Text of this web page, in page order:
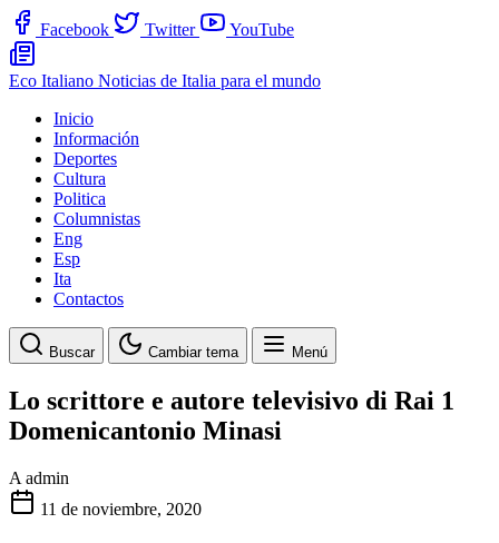
Facebook Twitter YouTube
Eco Italiano Noticias de Italia para el mundo
Inicio
Información
Deportes
Cultura
Politica
Columnistas
Eng
Esp
Ita
Contactos
Buscar Cambiar tema Menú
Lo scrittore e autore televisivo di Rai 1
Domenicantonio Minasi
A admin
11 de noviembre, 2020